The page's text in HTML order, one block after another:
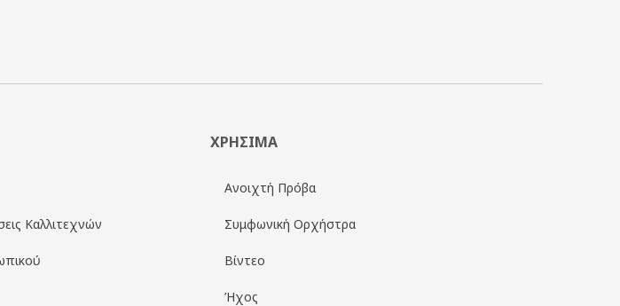
Καλλιτεχνών
ΧΡΗΣΙΜΑ
Ανοιχτή Πρόβα
Συμφωνική Ορχήστρα
Βίντεο
Ήχος